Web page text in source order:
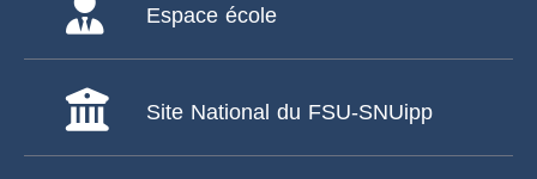
Espace école
Site National du FSU-SNUipp